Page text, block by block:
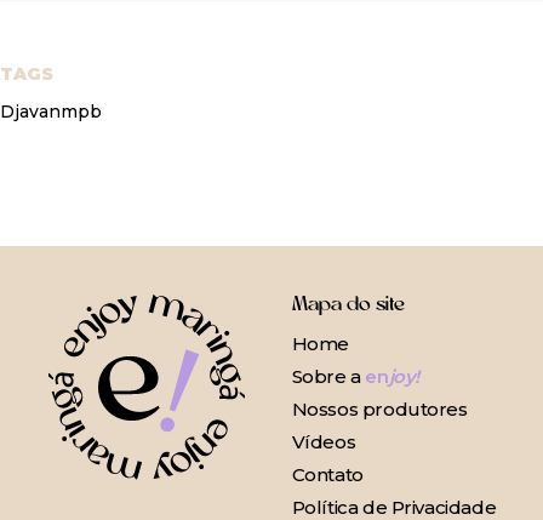
TAGS
Djavanmpb
Mapa do site
Home
Sobre a enjoy!
Nossos produtores
Vídeos
Contato
Política de Privacidade